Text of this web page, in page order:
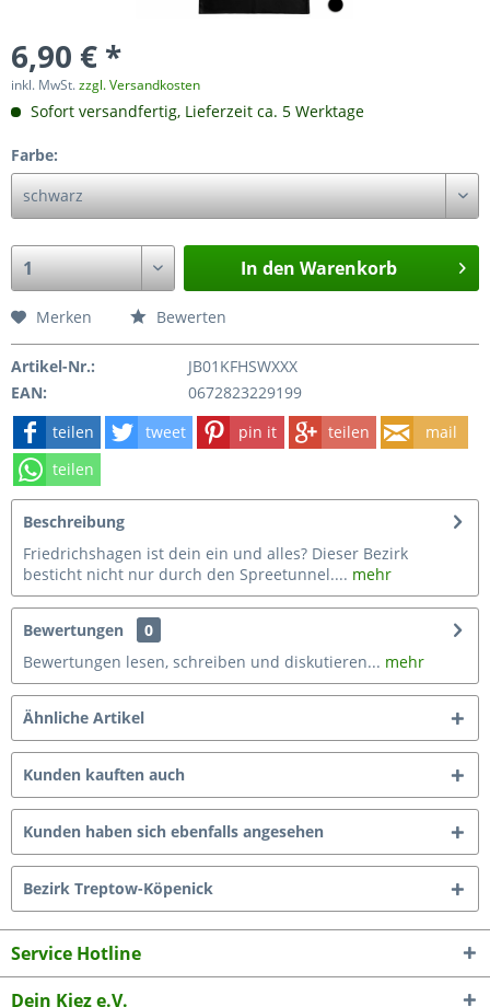
6,90 € *
inkl. MwSt.zzgl. Versandkosten
Sofort versandfertig, Lieferzeit ca. 5 Werktage
Farbe:
In den Warenkorb
Merken Bewerten
Artikel-Nr.:
JB01KFHSWXXX
EAN:
0672823229199
teilen
tweet pin it teilen
mail
teilen
Beschreibung
Friedrichshagen ist dein ein und alles? Dieser Bezirk
besticht nicht nur durch den Spreetunnel.... mehr
Bewertungen
0
Bewertungen lesen, schreiben und diskutieren... mehr
Ähnliche Artikel
Kunden kauften auch
Kunden haben sich ebenfalls angesehen
Bezirk Treptow-Köpenick
Service Hotline
Dein Kiez e.V.